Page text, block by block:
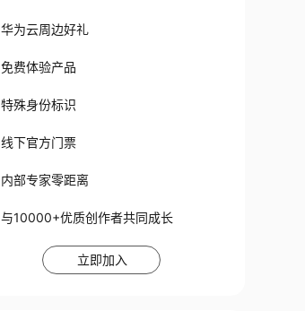
华为云周边好礼
免费体验产品
特殊身份标识
线下官方门票
内部专家零距离
与10000+优质创作者共同成长
立即加入